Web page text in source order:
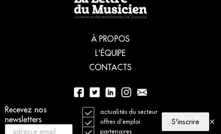
Recevez nos
newsletters
actualités du secteur
offres d’emploi
partenaires
S'inscrire
À PROPOS
L'ÉQUIPE
CONTACTS
01 56 77 04 00